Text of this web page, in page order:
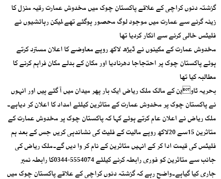
گزشتہ دنوں کراچی کے علاقے پاکستان چوک میں مخدوش عمارت رقیہ منزل کا
زینہ گرنے سے عمارت میں موجود لوگ محصور ہوگئے تھے،لیکن رہائشیوں نے
فلیٹس خالی کرنے سے انکار کردیا تھا
مخدوش عمارت کے مکینوں نے ڈیڑھ لاکھ روپے معاوضے کا اعلان مسترد کرتے
ہوئے پاکستان چوک پر احتجاجا دھرنادیا اور مکان کے بدلے مکان فراہم کرنے کا
مطالبہ کیا تھا
بحریہ ٹاو¿ن کے مالک ملک ریاض ایک بار پھر میدان میں آ گئے ہیں اور انہوں
نے پاکستان چوک پر مخدوش عمارت کے متاثرین کیلئے امداد کا اعلان کر دیاہے۔
ملک ریاض نے اعلان عام کرتے ہوئے کہا کہ پاکستان چوک پر مخدوش عمارت کے
متاثرین 15سے 20لاکھ روپے مالیت کے فلیٹ کی نشاندہی کریں جس کے بعد ہم
فلیٹس کی قیمت ادا کر کے انہیں متاثرین کے نام کر وا دیں گے۔ملک ریاض کی
جانب سے متاثرین کو فوری رابطہ کرنے کیلئے 5554074-0344کا رابطہ نمبر
جاری کیا گیاہے۔واضح رہے کہ گزشتہ دنوں کراچی کے علاقے پاکستان چوک میں